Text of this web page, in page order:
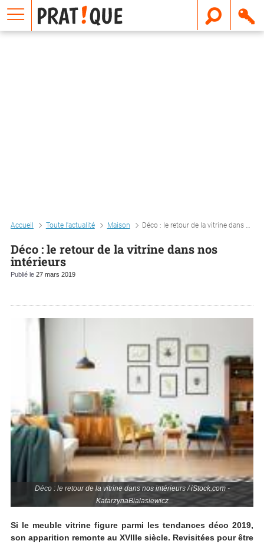
Accueil Toute l'actualité Maison Déco : le retour de la vitrine dans nos intérieurs
Déco : le retour de la vitrine dans nos
intérieurs
Publié le 27 mars 2019
Déco : le retour de la vitrine dans nos intérieurs / iStock.com -
KatarzynaBialasiewicz
Si le meuble vitrine figure parmi les tendances déco 2019,
son apparition remonte au XVIIIe siècle. Revisitées pour être
E
m
a